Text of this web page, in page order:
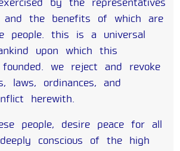
by the representatives
and the benefits of which are
people. this is a universal
upon which this
we reject and revoke
laws, ordinances, and
herewith.
people, desire peace for all
conscious of the high